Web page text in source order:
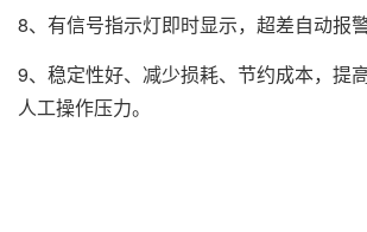
8、有信号指示灯即时显示，超差自动报警
9、稳定性好、减少损耗、节约成本，提
人工操作压力。